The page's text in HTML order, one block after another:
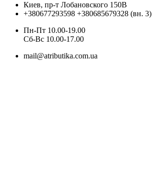
Киев, пр-т Лобановского 150В
+380677293598 +380685679328 (вн. 3)
Пн-Пт 10.00-19.00
Cб-Вс 10.00-17.00
mail@atributika.com.ua